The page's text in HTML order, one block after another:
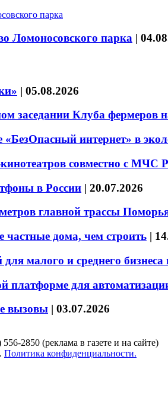
Ломоносовского парка |
| 05.08.2026
заседании Клуба фермеров
интернет» в
совместно с МЧС
в России | 20.07.2026
главной трассы
дома, чем строить |
малого и среднего бизнеса
платформе для
вызовы | 03.07.2026
2850 (реклама в газете и на сайте)
Политика конфиденциальности.